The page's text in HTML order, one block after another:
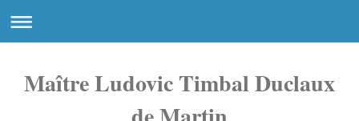
Maître Ludovic Timbal Duclaux